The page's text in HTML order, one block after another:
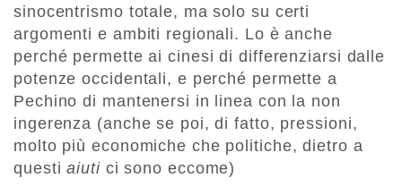
sinocentrismo totale, ma solo su certi
argomenti e ambiti regionali. Lo è anche
perché permette ai cinesi di differenziarsi dalle
potenze occidentali, e perché permette a
Pechino di mantenersi in linea con la non
ingerenza (anche se poi, di fatto, pressioni,
molto più economiche che politiche, dietro a
questiaiutici sono eccome)